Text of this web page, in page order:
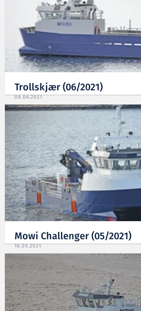
Trollskjær (06/2021)
08.06.2021
Mowi Challenger (05/2021)
18.05.2021